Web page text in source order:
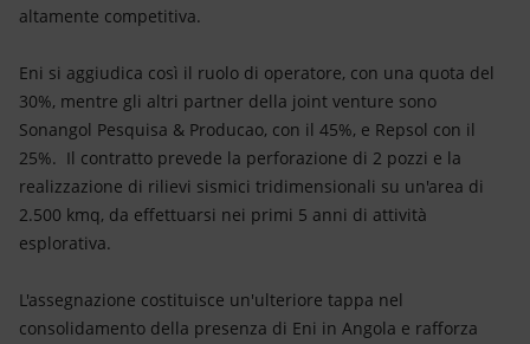
altamente competitiva.
Eni si aggiudica così il ruolo di operatore, con una quota del
30%, mentre gli altri partner della joint venture sono
Sonangol Pesquisa & Producao, con il 45%, e Repsol con il
25%. Il contratto prevede la perforazione di 2 pozzi e la
realizzazione di rilievi sismici tridimensionali su un'area di
2.500 kmq, da effettuarsi nei primi 5 anni di attività
esplorativa.
L'assegnazione costituisce un'ulteriore tappa nel
consolidamento della presenza di Eni in Angola e rafforza